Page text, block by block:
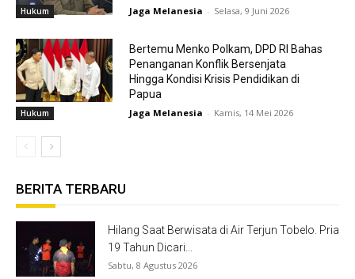
Hukum Jaga Melanesia - Selasa, 9 Juni 2026
Hukum
Bertemu Menko Polkam, DPD RI Bahas
Penanganan Konflik Bersenjata
Hingga Kondisi Krisis Pendidikan di
Papua
Jaga Melanesia - Kamis, 14 Mei 2026
BERITA TERBARU
Hilang Saat Berwisata di Air Terjun Tobelo. Pria
19 Tahun Dicari...
Sabtu, 8 Agustus 2026